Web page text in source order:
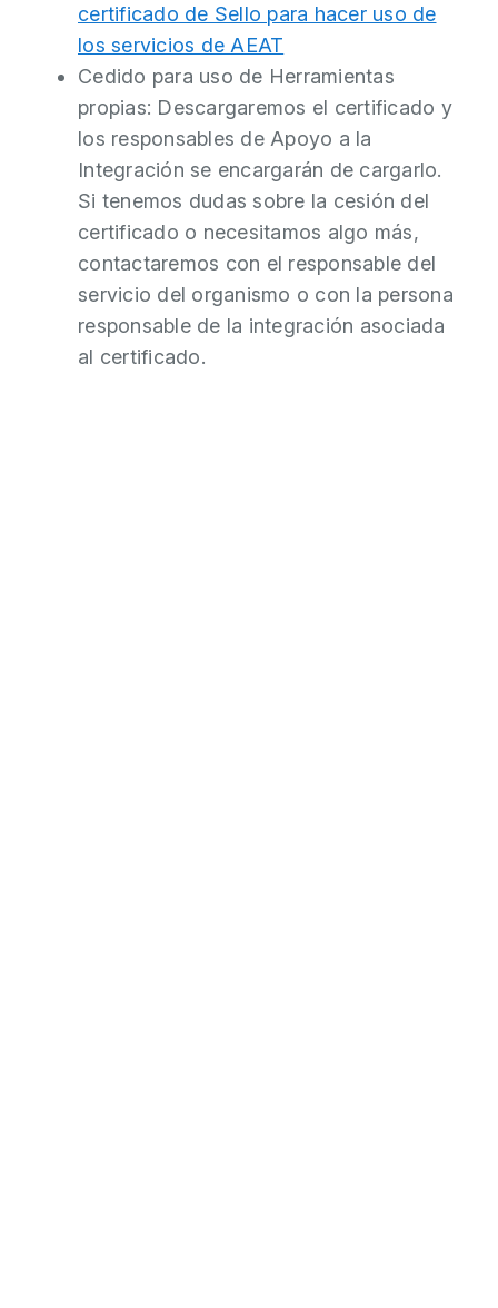
certificado de Sello para hacer uso de
los servicios de AEAT
Cedido para uso de Herramientas
propias: Descargaremos el certificado y
los responsables de Apoyo a la
Integración se encargarán de cargarlo.
Si tenemos dudas sobre la cesión del
certificado o necesitamos algo más,
contactaremos con el responsable del
servicio del organismo o con la persona
responsable de la integración asociada
al certificado.